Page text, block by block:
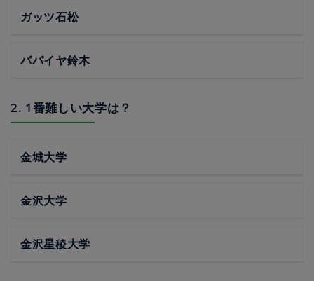
ガッツ石松
パパイヤ鈴木
2. 1番難しい大学は？
金城大学
金沢大学
金沢星稜大学